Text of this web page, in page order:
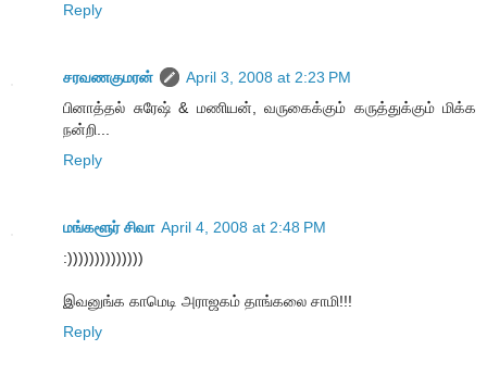
Reply
சரவணகுமரன்
April 3, 2008 at 2:23 PM
பினாத்தல் சுரேஷ் & மணியன், வருகைக்கும் கருத்துக்கும் மிக்க
நன்றி...
Reply
மங்களூர் சிவா April 4, 2008 at 2:48 PM
:))))))))))))))
இவனுங்க காமெடி அராஜகம் தாங்கலை சாமி!!!
Reply